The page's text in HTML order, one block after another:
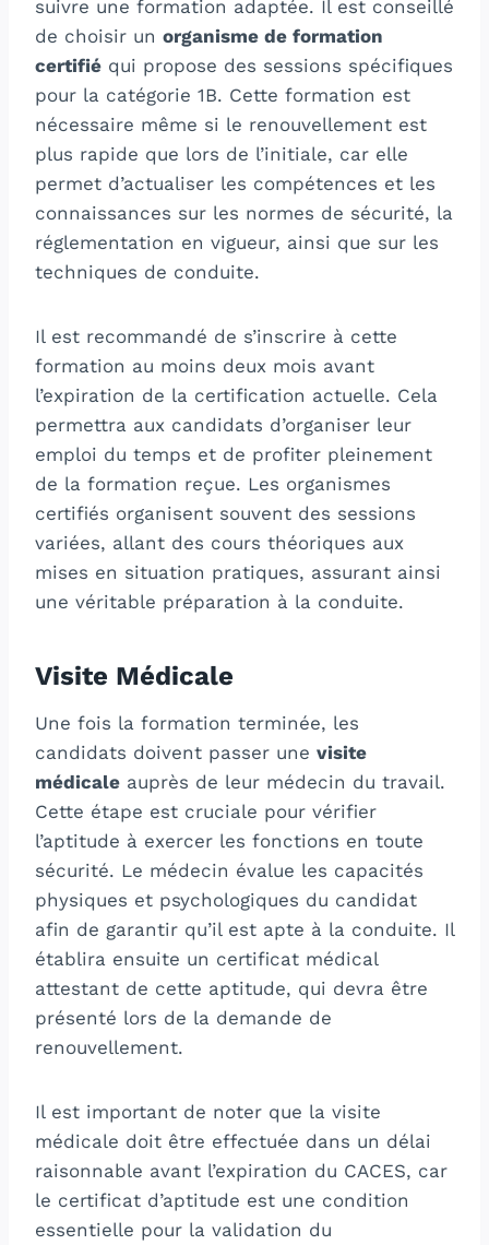
suivre une formation adaptée. Il est conseillé
de choisir un organisme de formation
certifié qui propose des sessions spécifiques
pour la catégorie 1B. Cette formation est
nécessaire même si le renouvellement est
plus rapide que lors de l’initiale, car elle
permet d’actualiser les compétences et les
connaissances sur les normes de sécurité, la
réglementation en vigueur, ainsi que sur les
techniques de conduite.
Il est recommandé de s’inscrire à cette
formation au moins deux mois avant
l’expiration de la certification actuelle. Cela
permettra aux candidats d’organiser leur
emploi du temps et de profiter pleinement
de la formation reçue. Les organismes
certifiés organisent souvent des sessions
variées, allant des cours théoriques aux
mises en situation pratiques, assurant ainsi
une véritable préparation à la conduite.
Visite Médicale
Une fois la formation terminée, les
candidats doivent passer une visite
médicale auprès de leur médecin du travail.
Cette étape est cruciale pour vérifier
l’aptitude à exercer les fonctions en toute
sécurité. Le médecin évalue les capacités
physiques et psychologiques du candidat
afin de garantir qu’il est apte à la conduite. Il
établira ensuite un certificat médical
attestant de cette aptitude, qui devra être
présenté lors de la demande de
renouvellement.
Il est important de noter que la visite
médicale doit être effectuée dans un délai
raisonnable avant l’expiration du CACES, car
le certificat d’aptitude est une condition
essentielle pour la validation du